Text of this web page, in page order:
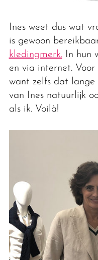
Ines weet dus wat
is gewoon
kledingmerk.In hun
en via internet.
want zelfs dat
van Ines natuurlijk
als ik. Voilà!